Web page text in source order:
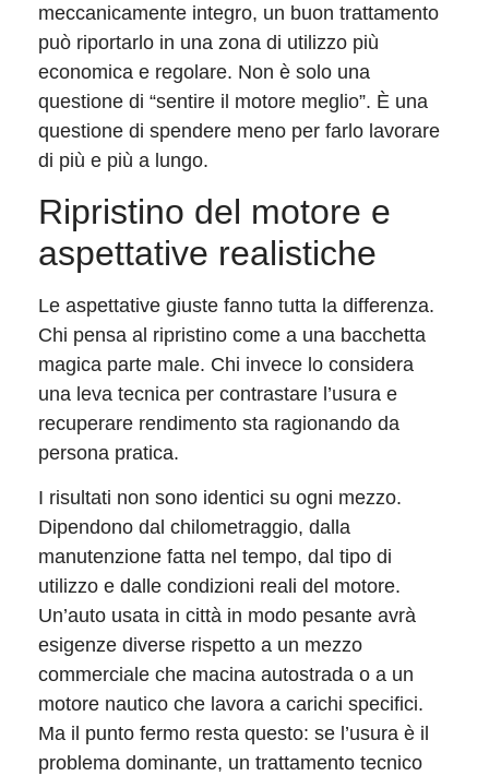
meccanicamente integro, un buon trattamento
può riportarlo in una zona di utilizzo più
economica e regolare. Non è solo una
questione di “sentire il motore meglio”. È una
questione di spendere meno per farlo lavorare
di più e più a lungo.
Ripristino del motore e
aspettative realistiche
Le aspettative giuste fanno tutta la differenza.
Chi pensa al ripristino come a una bacchetta
magica parte male. Chi invece lo considera
una leva tecnica per contrastare l’usura e
recuperare rendimento sta ragionando da
persona pratica.
I risultati non sono identici su ogni mezzo.
Dipendono dal chilometraggio, dalla
manutenzione fatta nel tempo, dal tipo di
utilizzo e dalle condizioni reali del motore.
Un’auto usata in città in modo pesante avrà
esigenze diverse rispetto a un mezzo
commerciale che macina autostrada o a un
motore nautico che lavora a carichi specifici.
Ma il punto fermo resta questo: se l’usura è il
problema dominante, un trattamento tecnico